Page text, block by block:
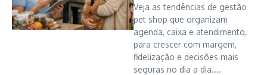
Veja as tendências de gestão
pet shop que organizam
agenda, caixa e atendimento,
para crescer com margem,
fidelização e decisões mais
seguras no dia a dia....